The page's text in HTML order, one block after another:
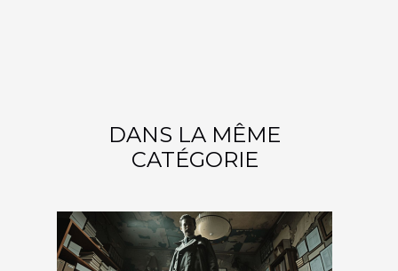
DANS LA MÊME
CATÉGORIE